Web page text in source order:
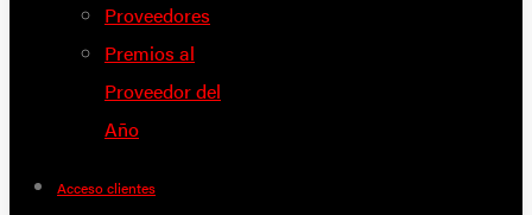
Proveedores
Premios al
Proveedor del
Año
Acceso clientes